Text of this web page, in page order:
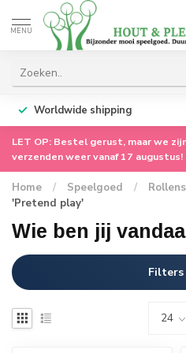
MENU
Worldwide shipping
LET OP: Bestel gerust, maar we
verzenden weer vanaf 17 augustus!
Home / Speelgoed /
'Pretend play'
Wie ben jij
Filters